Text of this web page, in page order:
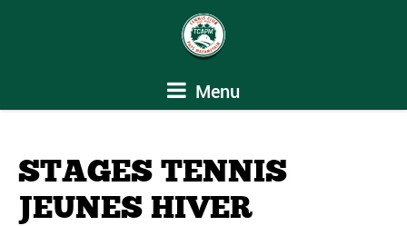
Menu
STAGES TENNIS
JEUNES HIVER